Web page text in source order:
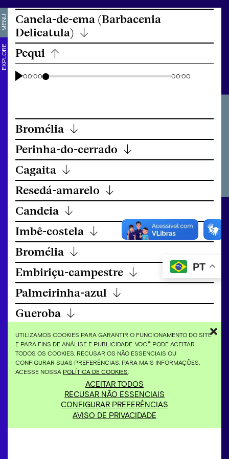
UTILIZAMOS COOKIES PARA GARANTIR O FUNCIONAMENTO DO SITE
E PARA FINS DE ANÁLISE E PUBLICIDADE. VOCÊ PODE ACEITAR
TODOS OS COOKIES, RECUSAR OS NÃO ESSENCIAIS OU
CONFIGURAR SUAS PREFERÊNCIAS. PARA MAIS INFORMAÇÕES,
ACESSE NOSSA POLÍTICA DE COOKIES
ACEITAR TODOS
RECUSAR NÃO ESSENCIAIS
CONFIGURAR PREFERÊNCIAS
AVISO DE PRIVACIDADE
MENU
EXPLORE
Canela-de-ema (Barbacenia
Delicatula) ↓
Pequi ↓
00:00 00:00
Bromélia ↓
Perinha-do-cerrado ↓
Cagaita ↓
Resedá-amarelo ↓
Candeia ↓
Imbê-costela ↓
Bromélia ↓
Embiriçu-campestre ↓
Palmeirinha-azul ↓
Gueroba ↓
Imbê-costela↓
Canela-de-ema (Vellozia albiflora)
PT